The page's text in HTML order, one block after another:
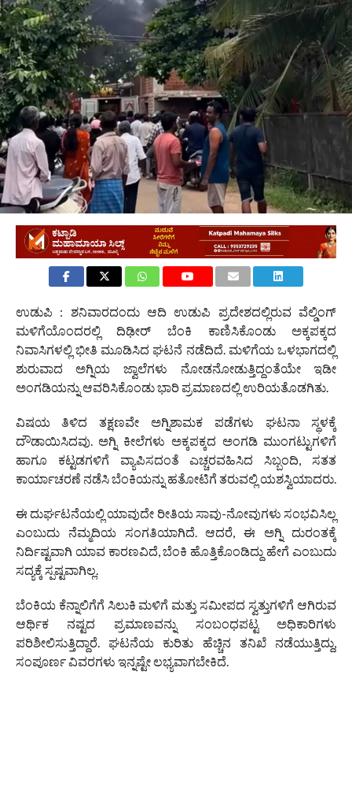
ಉಡುಪಿ : ಶನಿವಾರದಂದು ಆದಿ ಉಡುಪಿ ಪ್ರದೇಶದಲ್ಲಿರುವ ವೆಲ್ಡಿಂಗ್
ಮಳಿಗೆಯೊಂದರಲ್ಲಿ ದಿಢೀರ್ ಬೆಂಕಿ ಕಾಣಿಸಿಕೊಂಡು ಅಕ್ಕಪಕ್ಕದ
ನಿವಾಸಿಗಳಲ್ಲಿ ಭೀತಿ ಮೂಡಿಸಿದ ಘಟನೆ ನಡೆದಿದೆ. ಮಳಿಗೆಯ ಒಳಭಾಗದಲ್ಲಿ
ಶುರುವಾದ ಅಗ್ನಿಯ ಜ್ವಾಲೆಗಳು ನೋಡನೋಡುತ್ತಿದ್ದಂತೆಯೇ ಇಡೀ
ಅಂಗಡಿಯನ್ನು ಆವರಿಸಿಕೊಂಡು ಭಾರಿ ಪ್ರಮಾಣದಲ್ಲಿ ಉರಿಯತೊಡಗಿತು.
ವಿಷಯ ತಿಳಿದ ತಕ್ಷಣವೇ ಅಗ್ನಿಶಾಮಕ ಪಡೆಗಳು ಘಟನಾ ಸ್ಥಳಕ್ಕೆ
ದೌಡಾಯಿಸಿದವು. ಅಗ್ನಿ ಕೀಲೆಗಳು ಅಕ್ಕಪಕ್ಕದ ಅಂಗಡಿ ಮುಂಗಟ್ಟುಗಳಿಗೆ
ಹಾಗೂ ಕಟ್ಟಡಗಳಿಗೆ ವ್ಯಾಪಿಸದಂತೆ ಎಚ್ಚರವಹಿಸಿದ ಸಿಬ್ಬಂದಿ, ಸತತ
ಕಾರ್ಯಾಚರಣೆ ನಡೆಸಿ ಬೆಂಕಿಯನ್ನು ಹತೋಟಿಗೆ ತರುವಲ್ಲಿ ಯಶಸ್ವಿಯಾದರು.
ಈ ದುರ್ಘಟನೆಯಲ್ಲಿ ಯಾವುದೇ ರೀತಿಯ ಸಾವು-ನೋವುಗಳು ಸಂಭವಿಸಿಲ್ಲ
ಎಂಬುದು ನೆಮ್ಮದಿಯ ಸಂಗತಿಯಾಗಿದೆ. ಆದರೆ, ಈ ಅಗ್ನಿ ದುರಂತಕ್ಕೆ
ನಿರ್ದಿಷ್ಟವಾಗಿ ಯಾವ ಕಾರಣವಿದೆ, ಬೆಂಕಿ ಹೊತ್ತಿಕೊಂಡಿದ್ದು ಹೇಗೆ ಎಂಬುದು
ಸದ್ಯಕ್ಕೆ ಸ್ಪಷ್ಟವಾಗಿಲ್ಲ.
ಬೆಂಕಿಯ ಕೆನ್ನಾಲಿಗೆಗೆ ಸಿಲುಕಿ ಮಳಿಗೆ ಮತ್ತು ಸಮೀಪದ ಸ್ವತ್ತುಗಳಿಗೆ ಆಗಿರುವ
ಆರ್ಥಿಕ ನಷ್ಟದ ಪ್ರಮಾಣವನ್ನು ಸಂಬಂಧಪಟ್ಟ ಅಧಿಕಾರಿಗಳು
ಪರಿಶೀಲಿಸುತ್ತಿದ್ದಾರೆ. ಘಟನೆಯ ಕುರಿತು ಹೆಚ್ಚಿನ ತನಿಖೆ ನಡೆಯುತ್ತಿದ್ದು,
ಸಂಪೂರ್ಣ ವಿವರಗಳು ಇನ್ನಷ್ಟೇ ಲಭ್ಯವಾಗಬೇಕಿದೆ.